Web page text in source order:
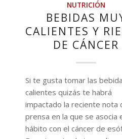
NUTRICIÓN
BEBIDAS
CALIENTES Y
DE CÁNCER
Si te gusta tomar las
calientes quizás te habrá
impactado la reciente nota
prensa en la que se asocia
hábito con el cáncer de